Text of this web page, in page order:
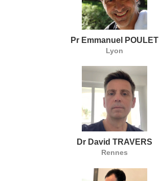
Pr Emmanuel POULET
Lyon
Dr David TRAVERS
Rennes